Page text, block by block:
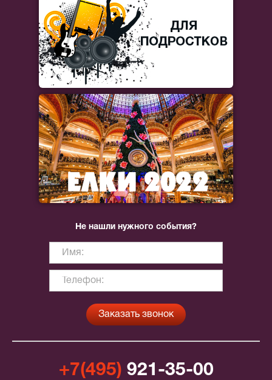
Не нашли нужного события?
+7(495) 921-35-00